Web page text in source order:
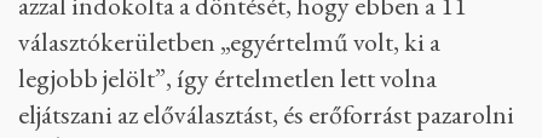
választókerületben „egyértelmű volt, ki a
legjobb jelölt”, így értelmetlen lett volna
eljátszani az előválasztást, és erőforrást pazarolni